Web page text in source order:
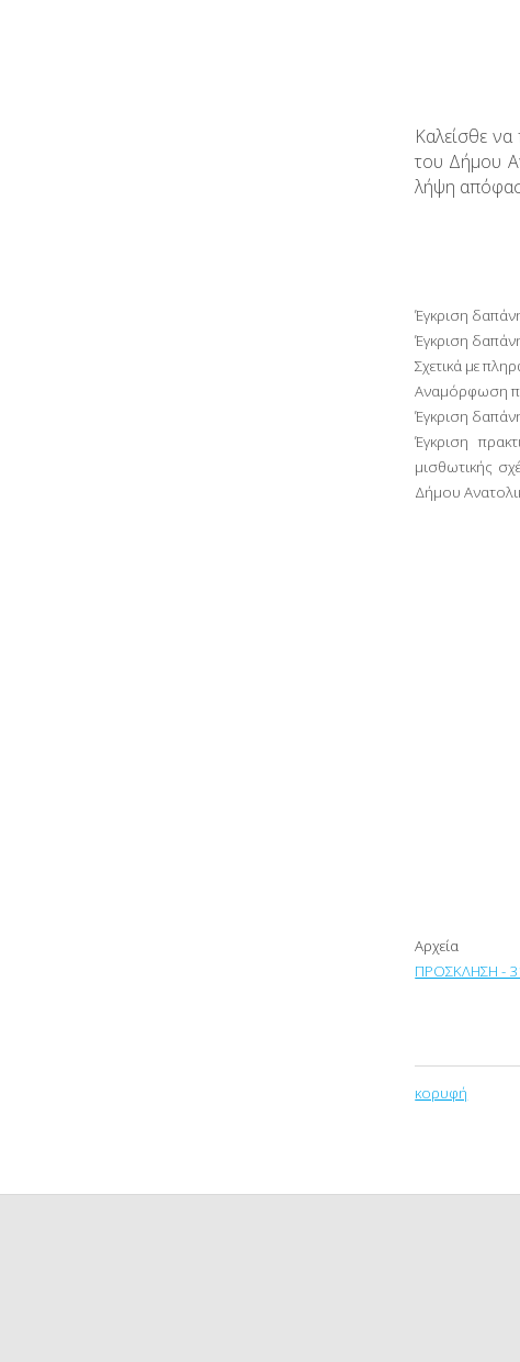
Καλείσθε
του Δήμου
λήψη
Έγκριση
Έγκριση
Σχετικά με
Αναμόρφωση
Έγκριση
Έγκριση
μισθωτικής
Δήμου
Αρχεία
ΠΡΟΣΚΛΗΣΗ -
κορυφή